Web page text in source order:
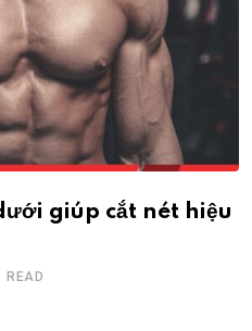
giúp cắt nét hiệu
READ